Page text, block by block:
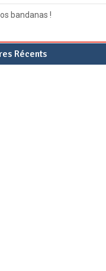
bandanas !
Récents